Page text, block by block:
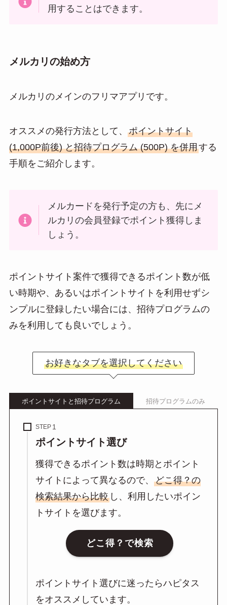
用することはできます。
メルカリの始め方
メルカリのメインのフリマアプリです。
オススメの発行方法として、 ポイントサイト
(1,000P前後) と招待プログラム (500P) を併用する
手順をご紹介します。
メルカードを発行予定の方も、先にメ
ルカリの会員登録でポイント獲得しま
しょう。
ポイントサイト案件で獲得できるポイント数が低
い時期や、あるいはポイントサイトを利用せずシ
ンプルに登録したい場合には、招待プログラムの
みを利用しても良いでしょう。
お好きなタブを選択してください
ポイントサイトと招待プログラム 招待プログラムのみ
STEP
ポイントサイト選び
獲得できるポイント数は時期とポイント
サイトによって異なるので、 どこ得？の
検索結果から比較し、利用したいポイン
トサイトを選びます。
どこ得？で検索
ポイントサイト選びに迷ったらハピタス
をオススメしています。